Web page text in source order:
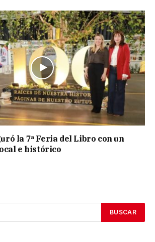
la 7ª Feria del Libro con un
e histórico